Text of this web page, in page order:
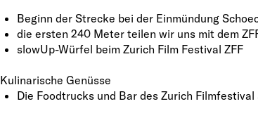
Beginn der Strecke bei der Einmündung
die ersten 240 Meter teilen wir uns mit dem
slowUp-Würfel beim Zurich Film Festival ZFF
Kulinarische Genüsse
Die Foodtrucks und Bar des Zurich